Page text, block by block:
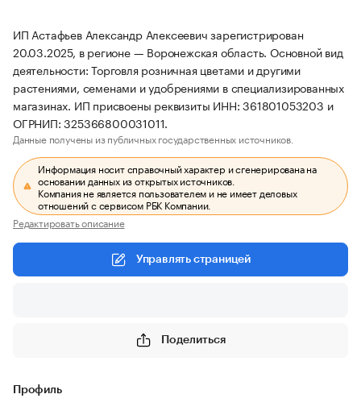
ИП Астафьев Александр Алексеевич зарегистрирован
20.03.2025, в регионе — Воронежская область. Основной вид
деятельности: Торговля розничная цветами и другими
растениями, семенами и удобрениями в специализированных
магазинах. ИП присвоены реквизиты ИНН: 361801053203 и
ОГРНИП: 325366800031011.
Данные получены из публичных государственных источников.
Информация носит справочный характер и сгенерирована на
основании данных из открытых источников.
Компания не является пользователем и не имеет деловых
отношений с сервисом РБК Компании.
Редактировать описание
Управлять страницей
Поделиться
Профиль